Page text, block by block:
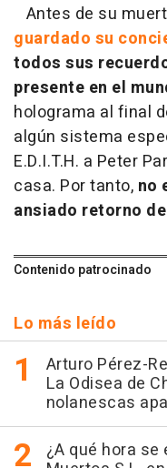
Antes de su
guardado su
todos sus
presente en el
holograma al final
algún sistema
E.D.I.T.H. a Peter
casa. Por tanto, no
ansiado retorno
Contenido patrocinado
Lo más leído
Arturo Pérez-
La Odisea de
nolanescas
¿A qué hora